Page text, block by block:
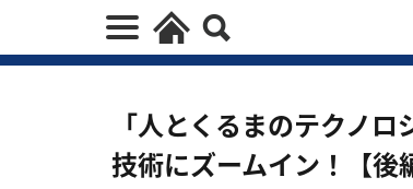
「人とくるまのテクノ
技術にズームイン！【後